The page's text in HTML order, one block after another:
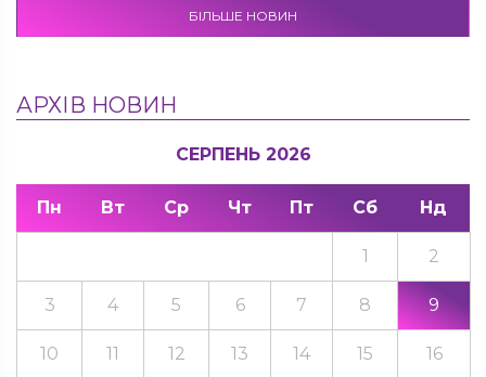
БІЛЬШЕ НОВИН
АРХІВ НОВИН
СЕРПЕНЬ 2026
Пн Вт Ср Чт Пт Сб Нд
1 2
3 4 5 6 7 8 9
10 11 12 13 14 15 16